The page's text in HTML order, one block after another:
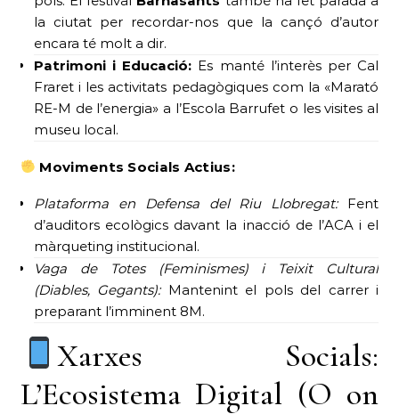
la ciutat per recordar-nos que la cançó d’autor
encara té molt a dir.
Patrimoni i Educació: Es manté l’interès per Cal
Fraret i les activitats pedagògiques com la «Marató
RE-M de l’energia» a l’Escola Barrufet o les visites al
museu local.
Moviments Socials Actius:
Plataforma en Defensa del Riu Llobregat:Fent
d’auditors ecològics davant la inacció de l’ACA i el
màrqueting institucional.
Vaga de Totes (Feminismes) i Teixit Cultural
(Diables, Gegants):Mantenint el pols del carrer i
preparant l’imminent 8M.
Xarxes Socials:
L’Ecosistema Digital (O on